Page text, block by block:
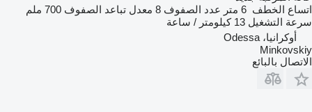
اتساع الخطف 6 متر عدد الصفوف 8 معدل تباعد الصفوف 700 ملم
سرعة التشغيل 13 كيلومتر / ساعة
أوكرانيا، Odessa
Minkovskiy
الاتصال بالبائع